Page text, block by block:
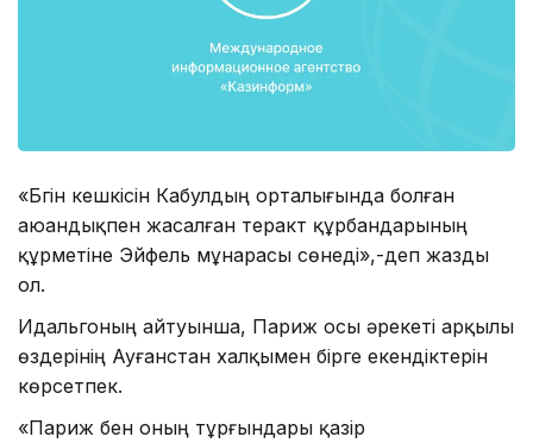
«Бүгін кешкісін Кабулдың орталығында болған
аюандықпен жасалған теракт құрбандарының
құрметіне Эйфель мұнарасы сөнеді»,-деп жазды
ол.
Идальгоның айтуынша, Париж осы әрекеті арқылы
өздерінің Ауғанстан халқымен бірге екендіктерін
көрсетпек.
«Париж бен оның тұрғындары қазір